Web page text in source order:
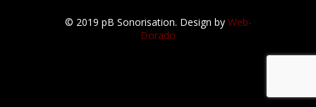
© 2019 pB Sonorisation. Design by Web-
Dorado